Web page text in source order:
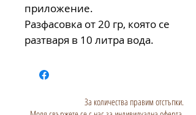
приложение.
Разфасовка от 20 гр, която се
разтваря в 10 литра вода.
За количества правим отстъпки.